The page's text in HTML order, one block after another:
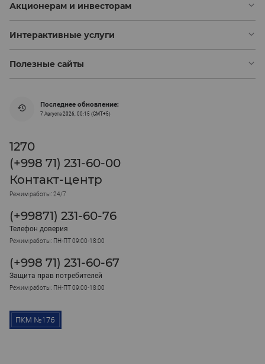
Акционерам и инвесторам
Интерактивные услуги
Полезные сайты
Последнее обновление:
7 Августа 2026, 00:15 (GMT+5)
1270
(+998 71) 231-60-00
Контакт-центр
Режим работы: 24/7
(+99871) 231-60-76
Телефон доверия
Режим работы: ПН-ПТ 09:00-18:00
(+998 71) 231-60-67
Защита прав потребителей
Режим работы: ПН-ПТ 09:00-18:00